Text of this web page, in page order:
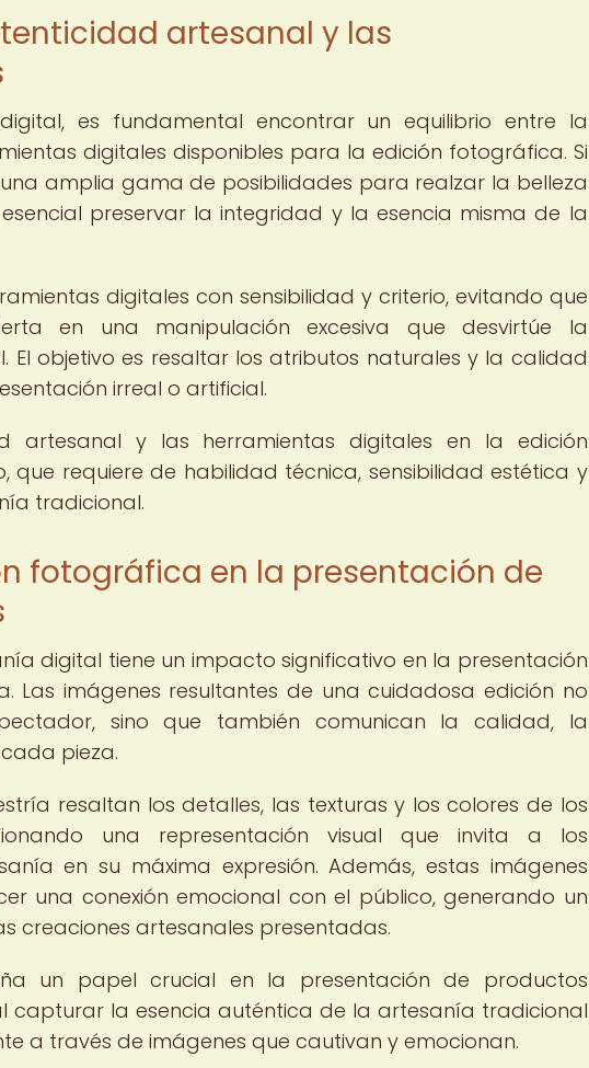
artesanal y las
es fundamental encontrar un equilibrio entre la
digitales disponibles para la edición fotográfica. Si
amplia gama de posibilidades para realzar la belleza
preservar la integridad y la esencia misma de la
digitales con sensibilidad y criterio, evitando que
en una manipulación excesiva que desvirtúe la
objetivo es resaltar los atributos naturales y la calidad
irreal o artificial.
artesanal y las herramientas digitales en la edición
que requiere de habilidad técnica, sensibilidad estética y
tradicional.
fotográfica en la presentación de
digital tiene un impacto significativo en la presentación
Las imágenes resultantes de una cuidadosa edición no
sino que también comunican la calidad, la
pieza.
resaltan los detalles, las texturas y los colores de los
una representación visual que invita a los
en su máxima expresión. Además, estas imágenes
una conexión emocional con el público, generando un
creaciones artesanales presentadas.
un papel crucial en la presentación de productos
capturar la esencia auténtica de la artesanía tradicional
a través de imágenes que cautivan y emocionan.